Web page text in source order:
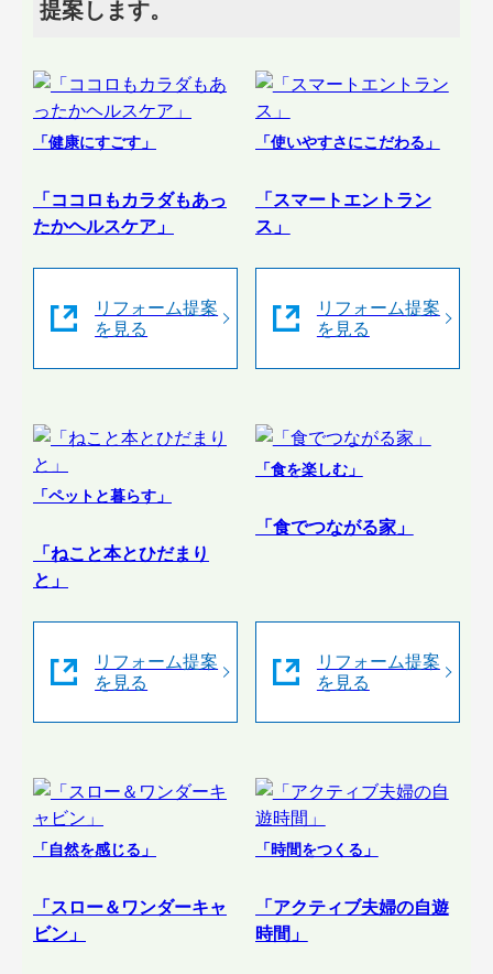
提案します。
「健康にすごす」
「ココロもカラダもあっ
たかヘルスケア」
リフォーム提案
を見る
「使いやすさにこだわる」
「スマートエントラン
ス」
リフォーム提案
を見る
「ペットと暮らす」
「ねこと本とひだまり
と」
リフォーム提案
を見る
「食を楽しむ」
「食でつながる家」
リフォーム提案
を見る
「自然を感じる」
「スロー＆ワンダーキャ
ビン」
「時間をつくる」
「アクティブ夫婦の自遊
時間」